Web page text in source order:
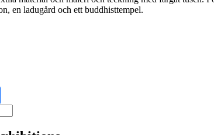
en ladugård och ett buddhisttempel.